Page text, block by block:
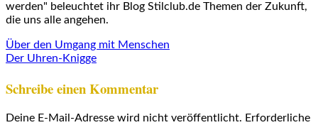
werden" beleuchtet ihr Blog Stilclub.de Themen der Zukunft,
die uns alle angehen.
Über den Umgang mit Menschen
Der Uhren-Knigge
Schreibe einen Kommentar
Deine E-Mail-Adresse wird nicht veröffentlicht. Erforderliche